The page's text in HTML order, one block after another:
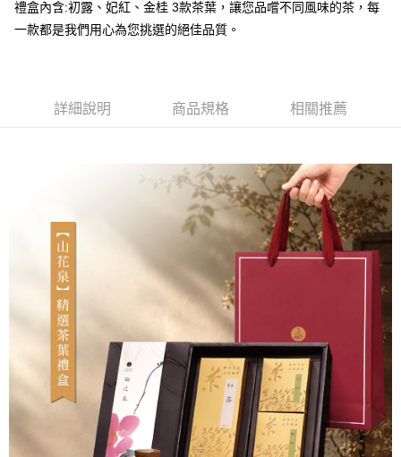
１．簡單：不需註冊會員、不需綁卡、不需儲值。
【「AFTEE先享後付」結帳流程】
１．於結帳方式選擇「AFTEE先享後付」後，將跳轉至「AFTEE先享後付」
結帳頁面，進行簡訊認證並確認金額後，即可完成結帳。
２．訂單成立數日內，您將收到繳費通知簡訊。
３．收到繳費通知簡訊後14天內，點擊此簡訊中的連結，可透過四大超商／
ATM／網路銀行／等多元方式進行付款，方視為交易完成。
※ 請注意：結帳手續完成當下不需立刻繳費，但若您需要取消訂單，請聯絡
購買商品的店家。未經商家同意取消之訂單仍視為有效，需透過AFTEE先享
後付繳納相關費用。
※ 交易是否成功請以「AFTEE先享後付 」之結帳頁面顯示為準，若有關於
是否繳費成功／繳費後需取消欲退款等相關疑問，請聯繫「AFTEE先享後付
客戶支援中心」
https://netprotections.freshdesk.com/support/home
【注意事項】
１．透過由恩沛科技股份有限公司提供之「AFTEE先享後付」服務完成之交
易，需依本服務之必要範圍內提供個人資料，並將交易相關給付款項請求債
權轉讓予恩沛科技股份有限公司。
２．關於個人資料處理事宜，請瀏覽以下網址：
貨到付款
每筆NT$60，滿NT$1,500(含以上)免運費
付款後全家取貨
每筆NT$60，滿NT$1,500(含以上)免運費
7-11取貨付款
每筆NT$60，滿NT$1,500(含以上)免運費
付款後7-11取貨
每筆NT$60，滿NT$1,500(含以上)免運費
宅配
每筆NT$100，滿NT$1,500(含以上)免運費
禮盒內含:初露、妃紅、金桂 3款茶葉，讓您品嚐不同風味的茶，每
一款都是我們用心為您挑選的絕佳品質。
詳細說明 商品規格 相關推薦